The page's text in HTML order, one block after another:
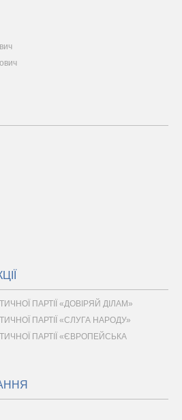
ПАРТІЇ «ДОВІРЯЙ ДІЛАМ»
ПАРТІЇ «СЛУГА НАРОДУ»
ПАРТІЇ «ЄВРОПЕЙСЬКА